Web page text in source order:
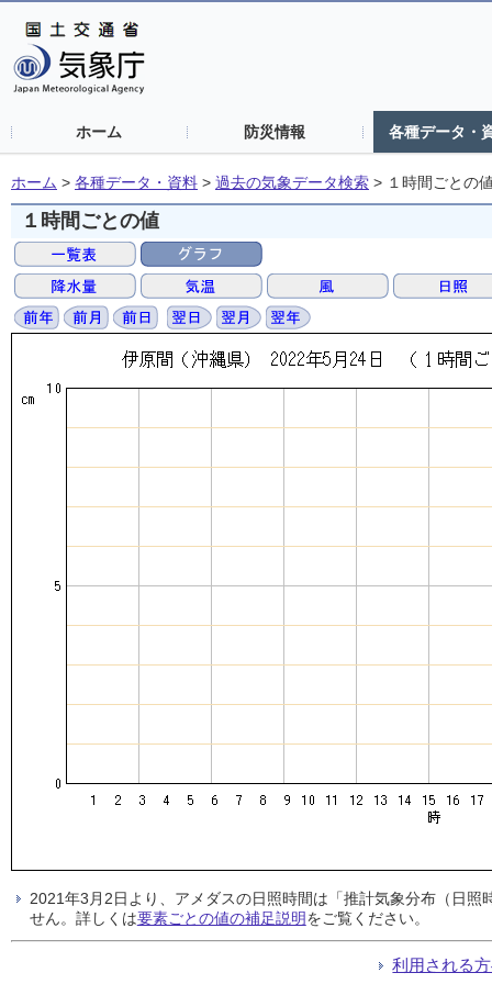
ホーム 防災情報 各種データ・
ホーム > 各種データ・資料 > 過去の気象データ検索 > １時間ごとの
１時間ごとの値
2021年3月2日より、アメダスの日照時間は「推計気象分布（日
せん。詳しくは要素ごとの値の補足説明をご覧ください。
利用される